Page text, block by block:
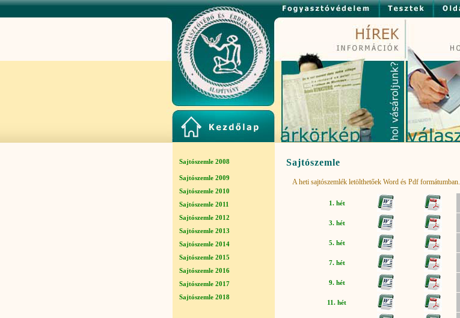
Sajtószemle 2008
Sajtószemle 2009
Sajtószemle 2010
Sajtószemle 2011
Sajtószemle 2012
Sajtószemle 2013
Sajtószemle 2014
Sajtószemle 2015
Sajtószemle 2016
Sajtószemle 2017
Sajtószemle 2018
Sajtószemle
A heti sajtószemlék letölthetőek Word és Pdf formátumban.
1. hét
3. hét
5. hét
7. hét
9. hét
11. hét